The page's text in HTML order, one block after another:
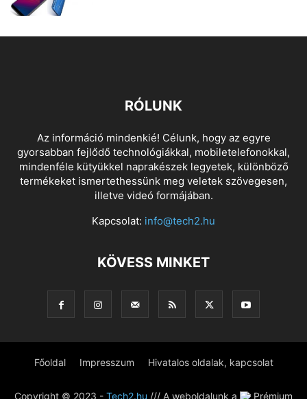
RÓLUNK
Az információ mindenkié! Célunk, hogy az egyre
gyorsabban fejlődő technológiákkal, mobiletelefonokkal,
mindenféle kütyükkel naprakészek legyetek, különböző
termékeket ismertethessünk meg veletek szövegesen,
illetve videó formájában.
Kapcsolat: info@tech2.hu
KÖVESS MINKET
Főoldal Impresszum Hivatalos oldalak, kapcsolat
Copyright © 2023 - Tech2.hu /// A weboldalunk a Prémium